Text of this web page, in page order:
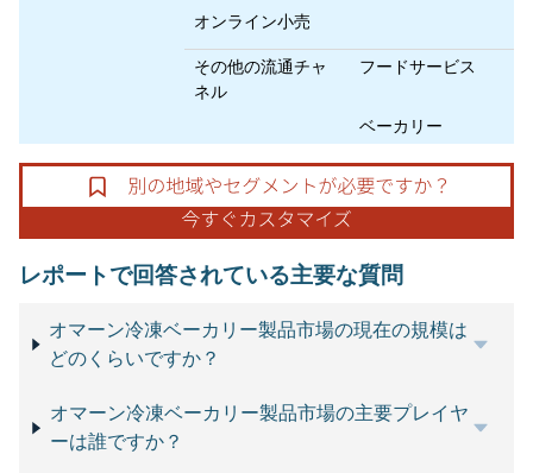
オンライン小売
その他の流通チャ
ネル
フードサービス
ベーカリー
レポートで回答されている主要な質問
オマーン冷凍ベーカリー製品市場の現在の規模は
どのくらいですか？
オマーン冷凍ベーカリー製品市場の主要プレイヤ
ーは誰ですか？